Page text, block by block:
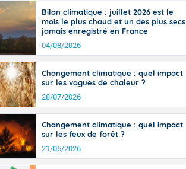
elles
et
sur le
Alpes à
terres et 20
Bilan climatique : juillet 2026 est le
mois le plus chaud et un des plus secs
jamais enregistré en France
04/08/2026
Changement climatique : quel impact
sur les vagues de chaleur ?
28/07/2026
Changement climatique : quel impact
sur les feux de forêt ?
21/05/2026